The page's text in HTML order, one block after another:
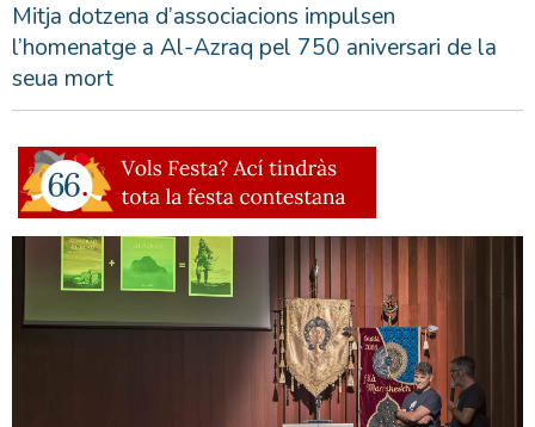
Mitja dotzena d’associacions impulsen
l’homenatge a Al-Azraq pel 750 aniversari de la
seua mort